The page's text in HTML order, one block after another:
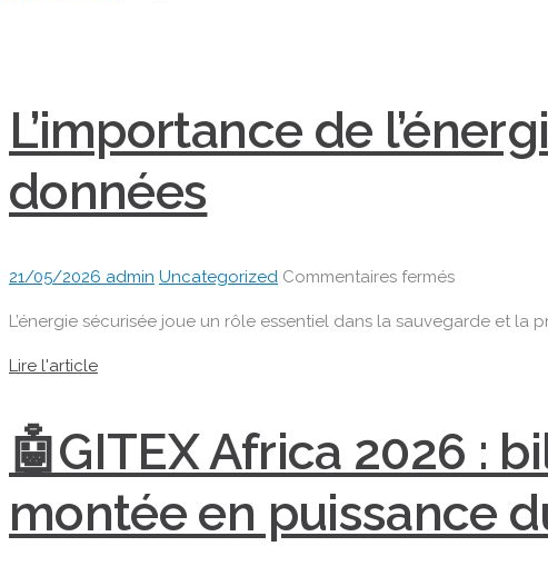
L’importance de
données
21/05/2026 admin Uncategorized Commentaires ferméssur
de
la
protection
données
L’énergie sécurisée joue un rôle essentiel dans la sauvegarde et la
Lire l'article
🤖GITEX Africa 2026 :
montée en puissance